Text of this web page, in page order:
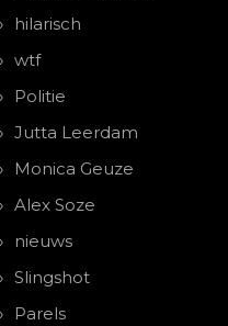
hilarisch
wtf
Politie
Jutta Leerdam
Monica Geuze
Alex Soze
nieuws
Slingshot
Parels